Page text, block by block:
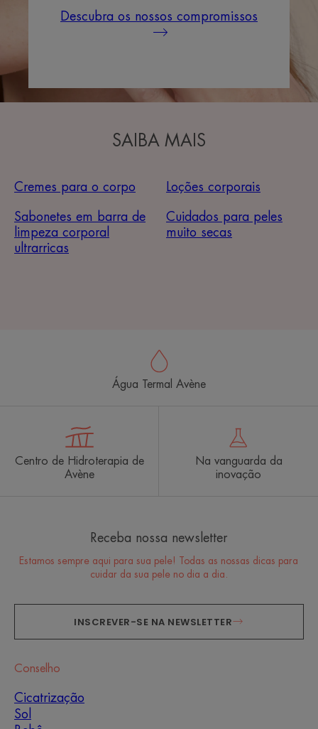
Descubra os nossos compromissos
SAIBA MAIS
Cremes para o corpo Loções corporais
Sabonetes em barra de
limpeza corporal
ultrarricas
Cuidados para peles
muito secas
Água Termal Avène
Centro de Hidroterapia de
Avène
Na vanguarda da
inovação
Receba nossa newsletter
Estamos sempre aqui para sua pele! Todas as nossas dicas para
cuidar da sua pele no dia a dia.
INSCREVER-SE NA NEWSLETTER
Conselho
Cicatrização
Sol